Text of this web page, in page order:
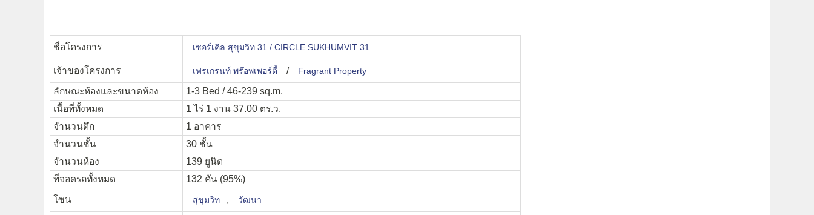
ชื่อโครงการ เซอร์เคิล สุขุมวิท 31 / CIRCLE SUKHUMVIT 31
เจ้าของโครงการ เฟรเกรนท์ พร๊อพเพอร์ตี้ / Fragrant Property
ลักษณะห้องและขนาดห้อง
1-3 Bed / 46-239 sq.m.
เนื้อที่ทั้งหมด
1 ไร่ 1 งาน 37.00 ตร.ว.
จำนวนตึก
1 อาคาร
จำนวนชั้น
30 ชั้น
จำนวนห้อง
139 ยูนิต
ที่จอดรถทั้งหมด
132 คัน (95%)
โซน
สุขุมวิท , วัฒนา